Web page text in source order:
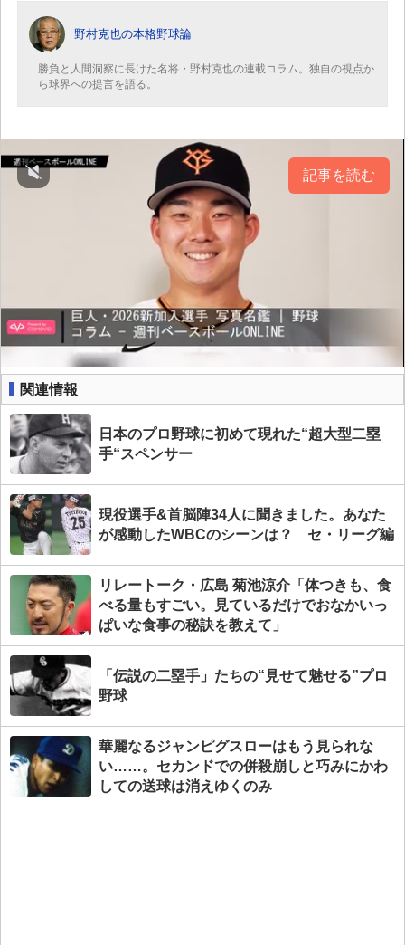
野村克也の本格野球論
勝負と人間洞察に長けた名将・野村克也の連載コラム。独自の視点か
ら球界への提言を語る。
記事を読む
関連情報
日本のプロ野球に初めて現れた“超大型二塁
手“スペンサー
現役選手&首脳陣34人に聞きました。あなた
が感動したWBCのシーンは？ セ・リーグ編
リレートーク・広島 菊池涼介「体つきも、食
べる量もすごい。見ているだけでおなかいっ
ぱいな食事の秘訣を教えて」
「伝説の二塁手」たちの“見せて魅せる”プロ
野球
華麗なるジャンピグスローはもう見られな
い……。セカンドでの併殺崩しと巧みにかわ
しての送球は消えゆくのみ